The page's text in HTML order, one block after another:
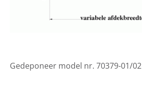
Gedeponeer model nr. 70379-01/02